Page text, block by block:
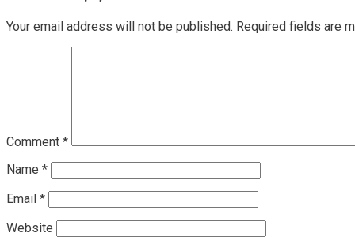
Your email address will not be published. Required fields are
Comment *
Name *
Email *
Website